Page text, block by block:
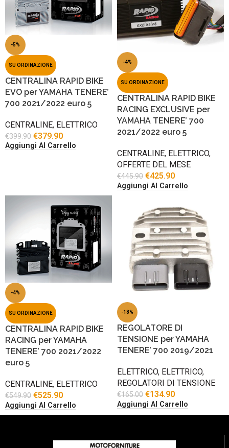
-5%
SU ORDINAZIONE
CENTRALINA RAPID BIKE
EVO per YAMAHA TENERE’
700 2021/2022 euro 5
CENTRALINE, ELETTRICO
€399.90 €379.90
Aggiungi Al Carrello
-4%
SU ORDINAZIONE
CENTRALINA RAPID BIKE
RACING EXCLUSIVE per
YAMAHA TENERE’ 700
2021/2022 euro 5
CENTRALINE, ELETTRICO,
OFFERTE DEL MESE
€445.90 €425.90
Aggiungi Al Carrello
-4%
SU ORDINAZIONE
CENTRALINA RAPID BIKE
RACING per YAMAHA
TENERE’ 700 2021/2022
euro 5
CENTRALINE, ELETTRICO
€549.90 €525.90
Aggiungi Al Carrello
-18%
REGOLATORE DI
TENSIONE per YAMAHA
TENERE’ 700 2019/2021
ELETTRICO, ELETTRICO,
REGOLATORI DI TENSIONE
€165.00 €134.90
Aggiungi Al Carrello